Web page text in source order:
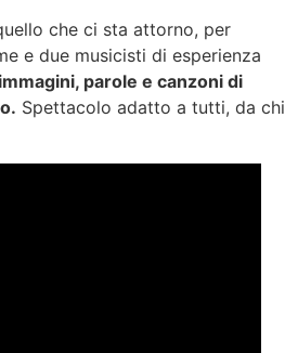
che ci sta attorno, per
e due musicisti di esperienza
immagini, parole e canzoni di
Spettacolo adatto a tutti, da chi